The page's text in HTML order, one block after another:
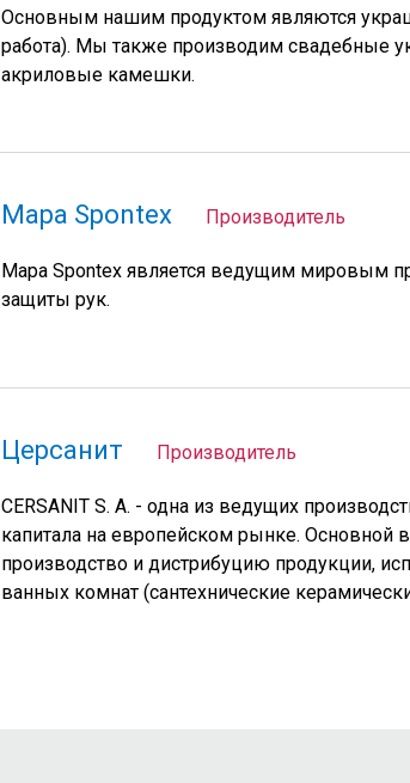
Основным нашим продуктом являются
работа). Мы также производим свадебные
акриловые камешки.
Mapa Spontex Производитель
Mapa Spontex является ведущим мировым
защиты рук.
Церсанит Производитель
CERSANIT S. A. - одна из ведущих
капитала на европейском рынке. Основной
производство и дистрибуцию продукции,
ванных комнат (сантехнические